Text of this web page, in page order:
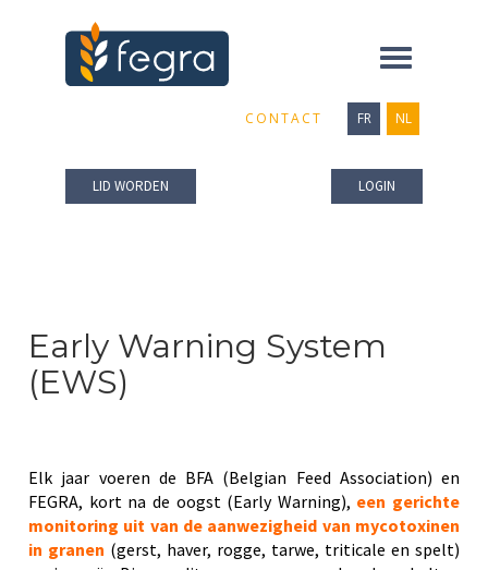
Toggle
CONTACT FR NL
LID WORDEN LOGIN
Early Warning System
(EWS)
Elk jaar voeren de BFA (Belgian Feed Association) en
FEGRA, kort na de oogst (Early Warning), een gerichte
monitoring uit van de aanwezigheid van mycotoxinen
in granen (gerst, haver, rogge, tarwe, triticale en spelt)